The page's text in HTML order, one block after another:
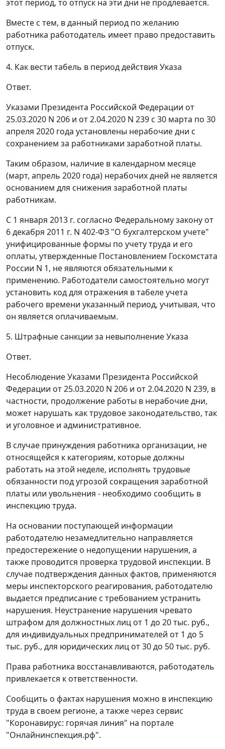
этот период, то отпуск на эти дни не продлевается.
Вместе с тем, в данный период по желанию
работника работодатель имеет право предоставить
отпуск.
4. Как вести табель в период действия Указа
Ответ.
Указами Президента Российской Федерации от
25.03.2020 N 206 и от 2.04.2020 N 239 с 30 марта по 30
апреля 2020 года установлены нерабочие дни с
сохранением за работниками заработной платы.
Таким образом, наличие в календарном месяце
(март, апрель 2020 года) нерабочих дней не является
основанием для снижения заработной платы
работникам.
С 1 января 2013 г. согласно Федеральному закону от
6 декабря 2011 г. N 402-ФЗ "О бухгалтерском учете"
унифицированные формы по учету труда и его
оплаты, утвержденные Постановлением Госкомстата
России N 1, не являются обязательными к
применению. Работодатели самостоятельно могут
установить код для отражения в табеле учета
рабочего времени указанный период, учитывая, что
он является оплачиваемым.
5. Штрафные санкции за невыполнение Указа
Ответ.
Несоблюдение Указами Президента Российской
Федерации от 25.03.2020 N 206 и от 2.04.2020 N 239, в
частности, продолжение работы в нерабочие дни,
может нарушать как трудовое законодательство, так
и уголовное и административное.
В случае принуждения работника организации, не
относящейся к категориям, которые должны
работать на этой неделе, исполнять трудовые
обязанности под угрозой сокращения заработной
платы или увольнения - необходимо сообщить в
инспекцию труда.
На основании поступающей информации
работодателю незамедлительно направляется
предостережение о недопущении нарушения, а
также проводится проверка трудовой инспекции. В
случае подтверждения данных фактов, применяются
меры инспекторского реагирования, работодателю
выдается предписание с требованием устранить
нарушения. Неустранение нарушения чревато
штрафом для должностных лиц от 1 до 20 тыс. руб.,
для индивидуальных предпринимателей от 1 до 5
тыс. руб., для юридических лиц от 30 до 50 тыс. руб.
Права работника восстанавливаются, работодатель
привлекается к ответственности.
Сообщить о фактах нарушения можно в инспекцию
труда в своем регионе, а также через сервис
"Коронавирус: горячая линия" на портале
"Онлайнинспекция.рф".